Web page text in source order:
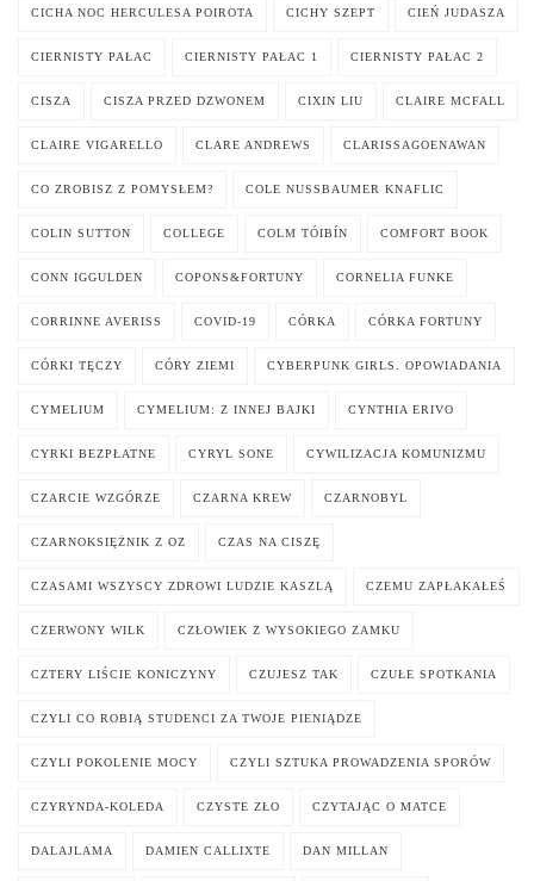
CICHA NOC HERCULESA POIROTA CICHY SZEPT CIEŃ JUDASZA
CIERNISTY PAŁAC CIERNISTY PAŁAC 1 CIERNISTY PAŁAC 2
CISZA CISZA PRZED DZWONEM CIXIN LIU CLAIRE MCFALL
CLAIRE VIGARELLO CLARE ANDREWS CLARISSAGOENAWAN
CO ZROBISZ Z POMYSŁEM? COLE NUSSBAUMER KNAFLIC
COLIN SUTTON COLLEGE COLM TÓIBÍN COMFORT BOOK
CONN IGGULDEN COPONS&FORTUNY CORNELIA FUNKE
CORRINNE AVERISS COVID-19 CÓRKA CÓRKA FORTUNY
CÓRKI TĘCZY CÓRY ZIEMI CYBERPUNK GIRLS. OPOWIADANIA
CYMELIUM CYMELIUM: Z INNEJ BAJKI CYNTHIA ERIVO
CYRKI BEZPŁATNE CYRYL SONE CYWILIZACJA KOMUNIZMU
CZARCIE WZGÓRZE CZARNA KREW CZARNOBYL
CZARNOKSIĘŻNIK Z OZ CZAS NA CISZĘ
CZASAMI WSZYSCY ZDROWI LUDZIE KASZLĄ CZEMU ZAPŁAKAŁEŚ
CZERWONY WILK CZŁOWIEK Z WYSOKIEGO ZAMKU
CZTERY LIŚCIE KONICZYNY CZUJESZ TAK CZUŁE SPOTKANIA
CZYLI CO ROBIĄ STUDENCI ZA TWOJE PIENIĄDZE
CZYLI POKOLENIE MOCY CZYLI SZTUKA PROWADZENIA SPORÓW
CZYRYNDA-KOLEDA CZYSTE ZŁO CZYTAJĄC O MATCE
DALAJLAMA DAMIEN CALLIXTE DAN MILLAN